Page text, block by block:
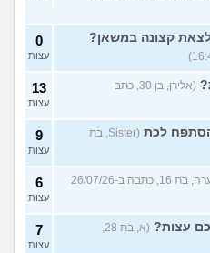
קצונה במשאן? 0
עצות
(אלירן, בן 30, כתב
13
עצות
לכת
(Sister, בת
9
עצות
(נערה, בת 16, כתבה ב-26/07/26
6
עצות
עצות? 7
עצות